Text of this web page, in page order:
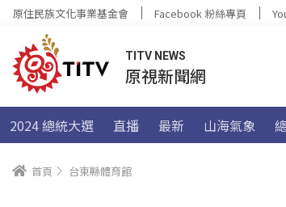
原住民族文化事業基金會 Facebook 粉絲專頁
TITV NEWS
原視新聞網
2024 總統大選 直播 最新 山海氣象
首頁 台東縣體育館